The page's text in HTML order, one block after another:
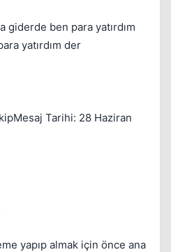
giderde ben para yatırdım
yatırdım der
Tarihi: 28 Haziran
yapıp almak için önce ana